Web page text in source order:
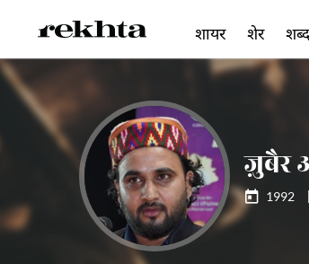
ज़ुबैर
1992
शायर शेर